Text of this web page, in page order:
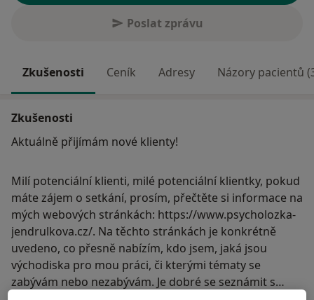
Poslat zprávu
Zkušenosti Ceník Adresy Názory pacientů
Zkušenosti
Aktuálně přijímám nové klienty!
Milí potenciální klienti, milé potenciální klientky, pokud
máte zájem o setkání, prosím, přečtěte si informace na
mých webových stránkách: https://www.psycholozka-
jendrulkova.cz/. Na těchto stránkách je konkrétně
uvedeno, co přesně nabízím, kdo jsem, jaká jsou
východiska pro mou práci, či kterými tématy se
zabývám nebo nezabývám. Je dobré se seznámit s